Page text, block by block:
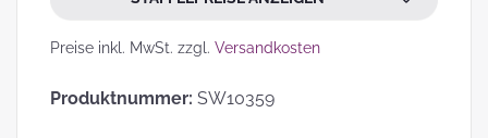
Preise inkl. MwSt. zzgl. Versandkosten
Produktnummer: SW10359